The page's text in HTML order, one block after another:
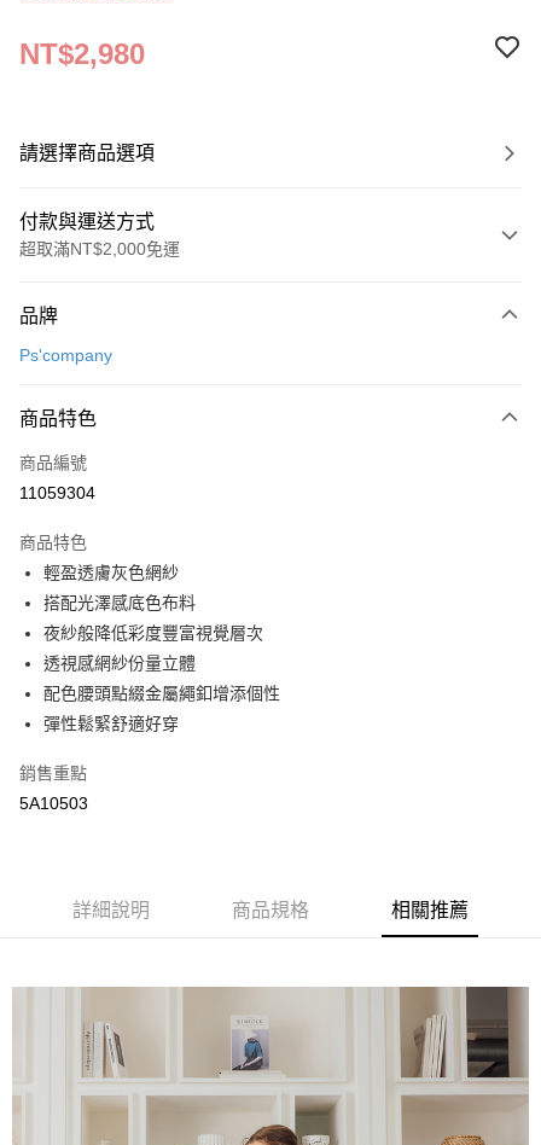
NT$2,980
請選擇商品選項
付款與運送方式
超取滿NT$2,000免運
信用卡一次付款
LINE Pay
街口支付
全盈+PAY
AFTEE先享後付
相關說明
【關於「AFTEE先享後付」】
AFTEE先享後付是「在收到商品之後才付款」的支付方式。 讓您購物簡單
便利好安心！
１．簡單：不需註冊會員、不需綁卡、不需儲值。
３．安心：先確認商品／服務後，再付款。
【「AFTEE先享後付」結帳流程】
ATM／網路銀行／等多元方式進行付款，方視為交易完成。
※ 請注意：結帳手續完成當下不需立刻繳費，但若您需要取消訂單，請聯絡
是否繳費成功／繳費後需取消欲退款等相關疑問，請聯繫「AFTEE先享後付
客戶支援中心」
https://netprotections.freshdesk.com/support/home
１．透過由恩沛科技股份有限公司提供之「AFTEE先享後付」服務完成之交
易，需依本服務之必要範圍內提供個人資料，並將交易相關給付款項請求債
運送方式
全家取貨付款
付款後全家取貨
每筆NT$65，滿NT$2,000(含以上)免運費
每筆NT$65，滿NT$2,000(含以上)免運費
每筆NT$100，滿NT$2,000(含以上)免運費
品牌
Ps'company
商品特色
商品編號
11059304
商品特色
輕盈透膚灰色網紗
搭配光澤感底色布料
夜紗般降低彩度豐富視覺層次
透視感網紗份量立體
配色腰頭點綴金屬繩釦增添個性
彈性鬆緊舒適好穿
銷售重點
5A10503
詳細說明 商品規格 相關推薦